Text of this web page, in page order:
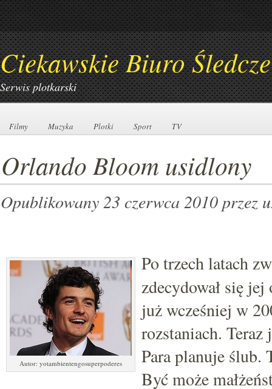
Ciekawskie Biuro Śledcze
Serwis plotkarski
Filmy
Filmy Muzyka
Muzyka Plotki
Plotki Sport
Sport TV
TV
Orlando Bloom usidlony
Opublikowany 23 czerwca 2010przez
Autor: yotambientengosuperpoderes
Po trzech latach
zdecydował się
już wcześniej w
rozstaniach. Teraz
Para planuje ślub.
Być może